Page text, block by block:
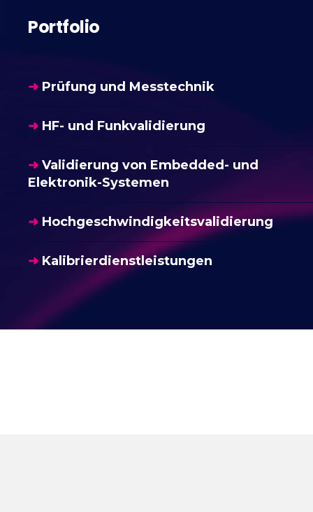
Portfolio
➜ Prüfung und Messtechnik
➜ HF- und Funkvalidierung
➜ Validierung von Embedded- und
Elektronik-Systemen
➜ Hochgeschwindigkeitsvalidierung
➜ Kalibrierdienstleistungen